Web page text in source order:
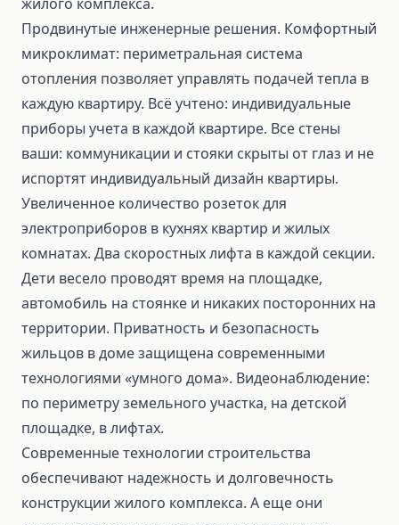
Продвинутые инженерные решения. Комфортный
микроклимат: периметральная система
отопления позволяет управлять подачей тепла в
каждую квартиру. Всё учтено: индивидуальные
приборы учета в каждой квартире. Все стены
ваши: коммуникации и стояки скрыты от глаз и не
испортят индивидуальный дизайн квартиры.
Увеличенное количество розеток для
электроприборов в кухнях квартир и жилых
комнатах. Два скоростных лифта в каждой секции.
Дети весело проводят время на площадке,
автомобиль на стоянке и никаких посторонних на
территории. Приватность и безопасность
жильцов в доме защищена современными
технологиями «умного дома». Видеонаблюдение:
по периметру земельного участка, на детской
площадке, в лифтах.
Современные технологии строительства
обеспечивают надежность и долговечность
конструкции жилого комплекса. А еще они